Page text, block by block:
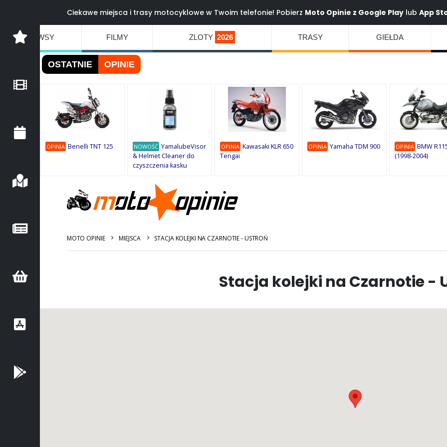
Ciekawe miejsca i trasy motocyklowe w Twoim telefonie! Pobierz Moto Opinie z Google Playlub App
NEWSY FILMY ZLOTY 2026 TRASY GIEŁDA
OSTATNIE OPINIE
OPINIA Benelli TNT 125 NOWOŚĆ YamalubeVisor
& Helmet Cleaner do
czyszczenia kasku
OPINIA Kawasaki KLR 650
Tengai
OPINIA Yamaha TDM 900 OPINIA BMW
(1998-2004)
MOTO OPINIE MIEJSCA STACJA KOLEJKI NA CZARNOTIE - USTROŃ
Stacja kolejki na Czarnotie -